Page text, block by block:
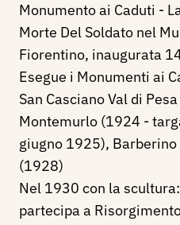
Monumento ai Caduti -
Morte Del Soldato nel
Fiorentino, inaugurata
Esegue i Monumenti ai
San Casciano Val di
Montemurlo (1924 -
giugno 1925),
(1928)
Nel 1930 con la
partecipa a